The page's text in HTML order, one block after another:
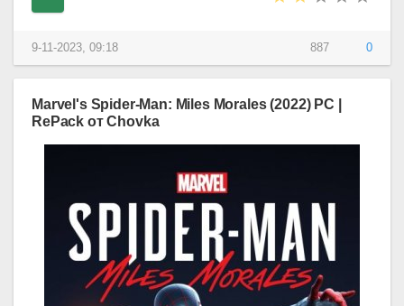
887 0
9-11-2023, 09:18
Marvel's Spider-Man: Miles Morales (2022) PC |
RePack от Chovka